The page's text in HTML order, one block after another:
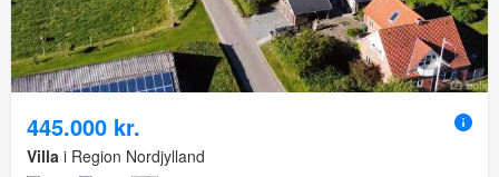
445.000 kr.
Villa i Region Nordjylland